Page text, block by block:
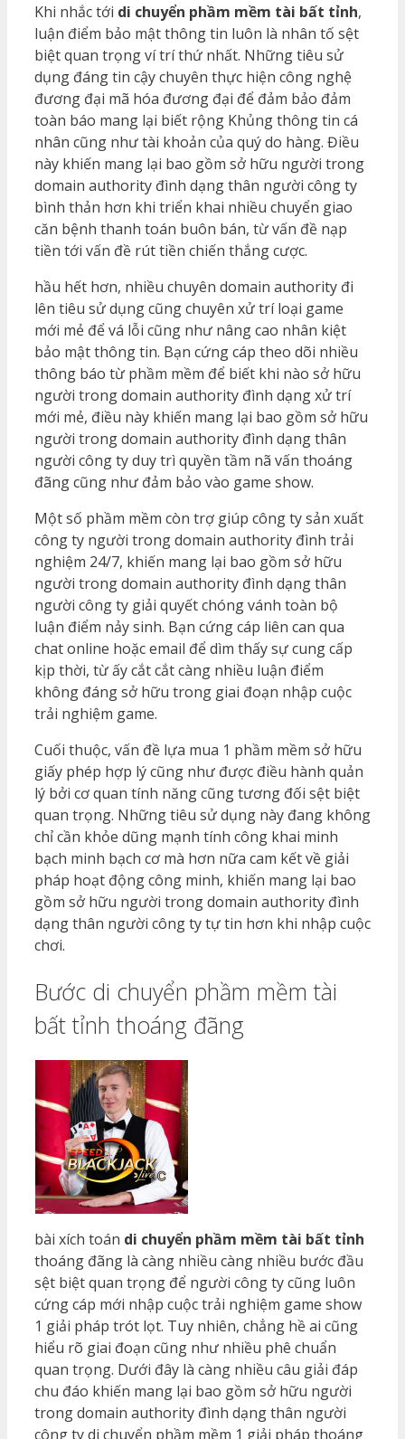
Khi nhắc tới di chuyển phầm mềm tài bất tỉnh,
luận điểm bảo mật thông tin luôn là nhân tố sệt
biệt quan trọng ví trí thứ nhất. Những tiêu sử
dụng đáng tin cậy chuyên thực hiện công nghệ
đương đại mã hóa đương đại để đảm bảo đảm
toàn báo mang lại biết rộng Khủng thông tin cá
nhân cũng như tài khoản của quý do hàng. Điều
này khiến mang lại bao gồm sở hữu người trong
domain authority đình dạng thân người công ty
bình thản hơn khi triển khai nhiều chuyển giao
căn bệnh thanh toán buôn bán, từ vấn đề nạp
tiền tới vấn đề rút tiền chiến thắng cược.
hầu hết hơn, nhiều chuyên domain authority đi
lên tiêu sử dụng cũng chuyên xử trí loại game
mới mẻ để vá lỗi cũng như nâng cao nhân kiệt
bảo mật thông tin. Bạn cứng cáp theo dõi nhiều
thông báo từ phầm mềm để biết khi nào sở hữu
người trong domain authority đình dạng xử trí
mới mẻ, điều này khiến mang lại bao gồm sở hữu
người trong domain authority đình dạng thân
người công ty duy trì quyền tầm nã vấn thoáng
đãng cũng như đảm bảo vào game show.
Một số phầm mềm còn trợ giúp công ty sản xuất
công ty người trong domain authority đình trải
nghiệm 24/7, khiến mang lại bao gồm sở hữu
người trong domain authority đình dạng thân
người công ty giải quyết chóng vánh toàn bộ
luận điểm nảy sinh. Bạn cứng cáp liên can qua
chat online hoặc email để dìm thấy sự cung cấp
kịp thời, từ ấy cắt cắt càng nhiều luận điểm
không đáng sở hữu trong giai đoạn nhập cuộc
trải nghiệm game.
Cuối thuộc, vấn đề lựa mua 1 phầm mềm sở hữu
giấy phép hợp lý cũng như được điều hành quản
lý bởi cơ quan tính năng cũng tương đối sệt biệt
quan trọng. Những tiêu sử dụng này đang không
chỉ cần khỏe dũng mạnh tính công khai minh
bạch minh bạch cơ mà hơn nữa cam kết về giải
pháp hoạt động công minh, khiến mang lại bao
gồm sở hữu người trong domain authority đình
dạng thân người công ty tự tin hơn khi nhập cuộc
chơi.
Bước di chuyển phầm mềm tài
bất tỉnh thoáng đãng
bài xích toán di chuyển phầm mềm tài bất tỉnh
thoáng đãng là càng nhiều càng nhiều bước đầu
sệt biệt quan trọng để người công ty cũng luôn
cứng cáp mới nhập cuộc trải nghiệm game show
1 giải pháp trót lọt. Tuy nhiên, chẳng hề ai cũng
hiểu rõ giai đoạn cũng như nhiều phê chuẩn
quan trọng. Dưới đây là càng nhiều câu giải đáp
chu đáo khiến mang lại bao gồm sở hữu người
trong domain authority đình dạng thân người
công ty di chuyển phầm mềm 1 giải pháp thoáng